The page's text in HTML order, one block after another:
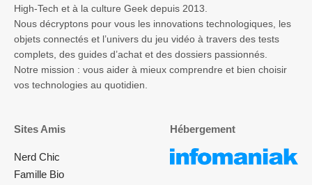
High-Tech et à la culture Geek depuis 2013.
Nous décryptons pour vous les innovations technologiques, les
objets connectés et l’univers du jeu vidéo à travers des tests
complets, des guides d’achat et des dossiers passionnés.
Notre mission : vous aider à mieux comprendre et bien choisir
vos technologies au quotidien.
Sites Amis
Nerd Chic
Famille Bio
Hébergement